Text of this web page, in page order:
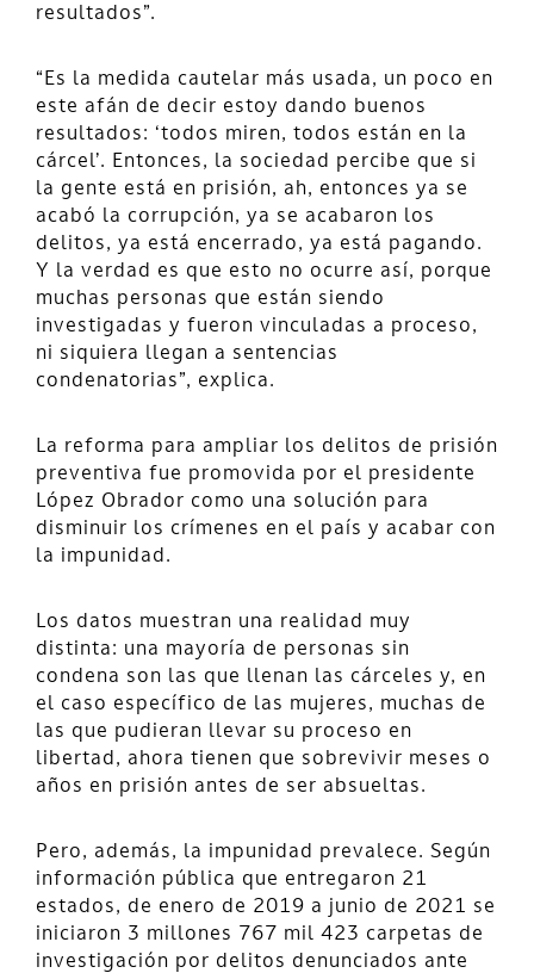
resultados”.
“Es la medida cautelar más usada, un poco en
este afán de decir estoy dando buenos
resultados: ‘todos miren, todos están en la
cárcel’. Entonces, la sociedad percibe que si
la gente está en prisión, ah, entonces ya se
acabó la corrupción, ya se acabaron los
delitos, ya está encerrado, ya está pagando.
Y la verdad es que esto no ocurre así, porque
muchas personas que están siendo
investigadas y fueron vinculadas a proceso,
ni siquiera llegan a sentencias
condenatorias”, explica.
La reforma para ampliar los delitos de prisión
preventiva fue promovida por el presidente
López Obrador como una solución para
disminuir los crímenes en el país y acabar con
la impunidad.
Los datos muestran una realidad muy
distinta: una mayoría de personas sin
condena son las que llenan las cárceles y, en
el caso específico de las mujeres, muchas de
las que pudieran llevar su proceso en
libertad, ahora tienen que sobrevivir meses o
años en prisión antes de ser absueltas.
Pero, además, la impunidad prevalece. Según
información pública que entregaron 21
estados, de enero de 2019 a junio de 2021 se
iniciaron 3 millones 767 mil 423 carpetas de
investigación por delitos denunciados ante